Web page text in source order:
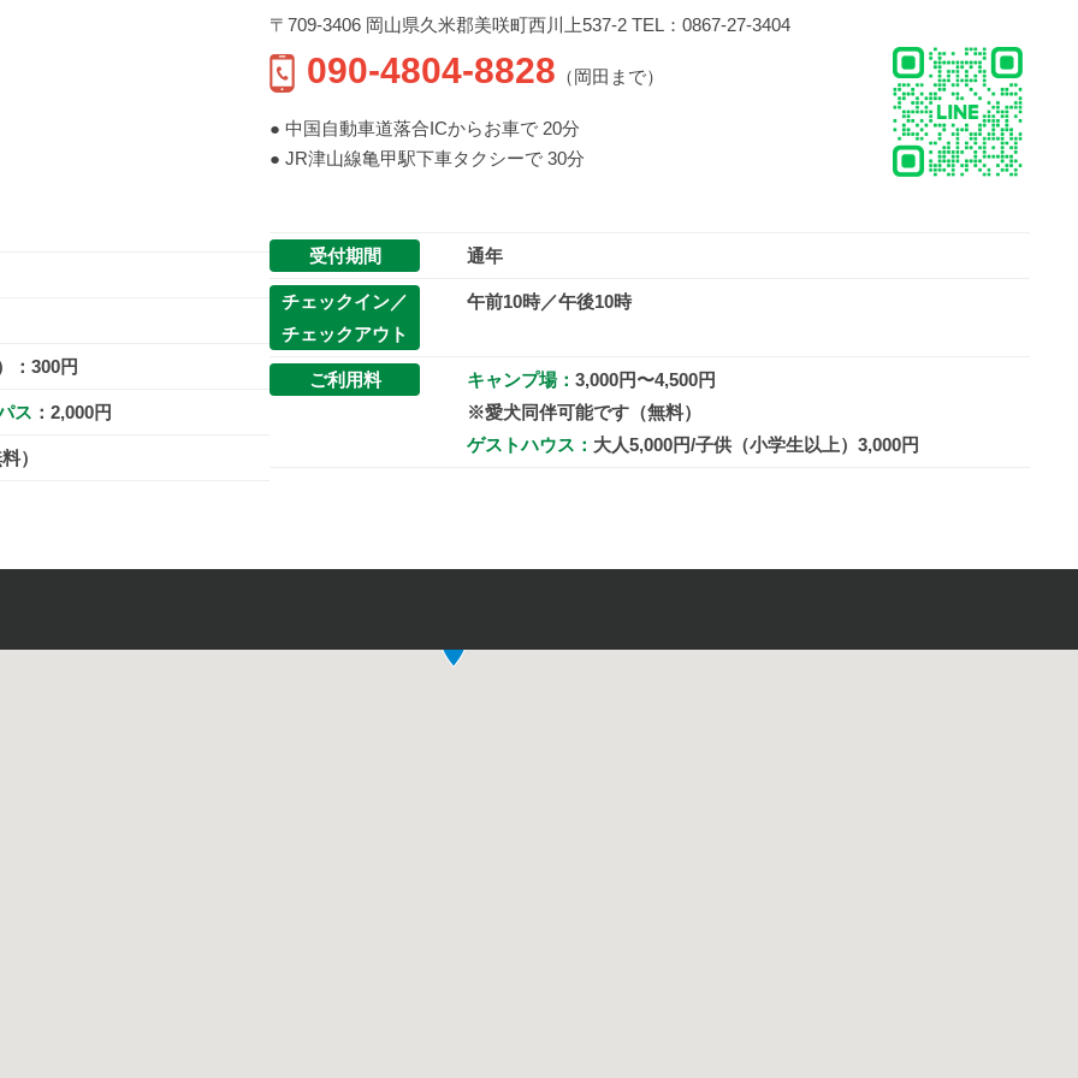
：300円
ス ：2,000円
）
〒709-3406 岡山県久米郡美咲町西川上537-2 TEL：0867-27-3404
090-4804-8828 （岡田まで）
● 中国自動車道落合ICからお車で 20分
● JR津山線亀甲駅下車タクシーで 30分
受付期間 通年
チェックイン／
チェックアウト
午前10時／午後10時
ご利用料 キャンプ場： 3,000円〜4,500円
※愛犬同伴可能です（無料）
ゲストハウス： 大人5,000円/子供（小学生以上）3,000円